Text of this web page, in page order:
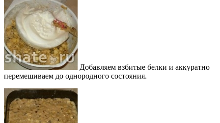
Добавляем взбитые белки и аккуратно
перемешиваем до однородного состояния.